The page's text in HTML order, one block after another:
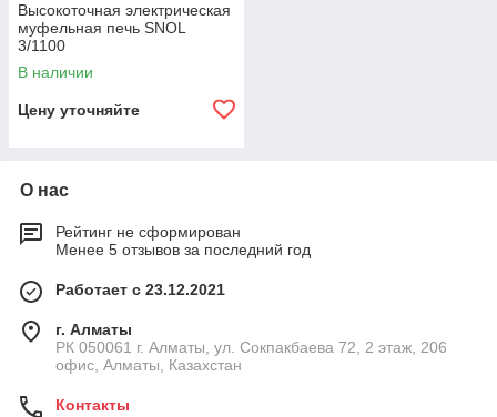
Высокоточная электрическая
муфельная печь SNOL
3/1100
В наличии
Цену уточняйте
О нас
Рейтинг не сформирован
Менее 5 отзывов за последний год
Работает с 23.12.2021
г. Алматы
РК 050061 г. Алматы, ул. Сокпакбаева 72, 2 этаж, 206
офис, Алматы, Казахстан
Контакты